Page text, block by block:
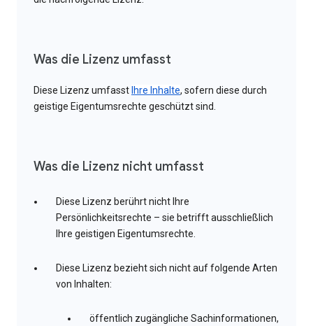
Was die Lizenz umfasst
Diese Lizenz umfasst Ihre Inhalte, sofern diese durch
geistige Eigentumsrechte geschützt sind.
Was die Lizenz nicht umfasst
Diese Lizenz berührt nicht Ihre
Persönlichkeitsrechte – sie betrifft ausschließlich
Ihre geistigen Eigentumsrechte.
Diese Lizenz bezieht sich nicht auf folgende Arten
von Inhalten:
öffentlich zugängliche Sachinformationen,